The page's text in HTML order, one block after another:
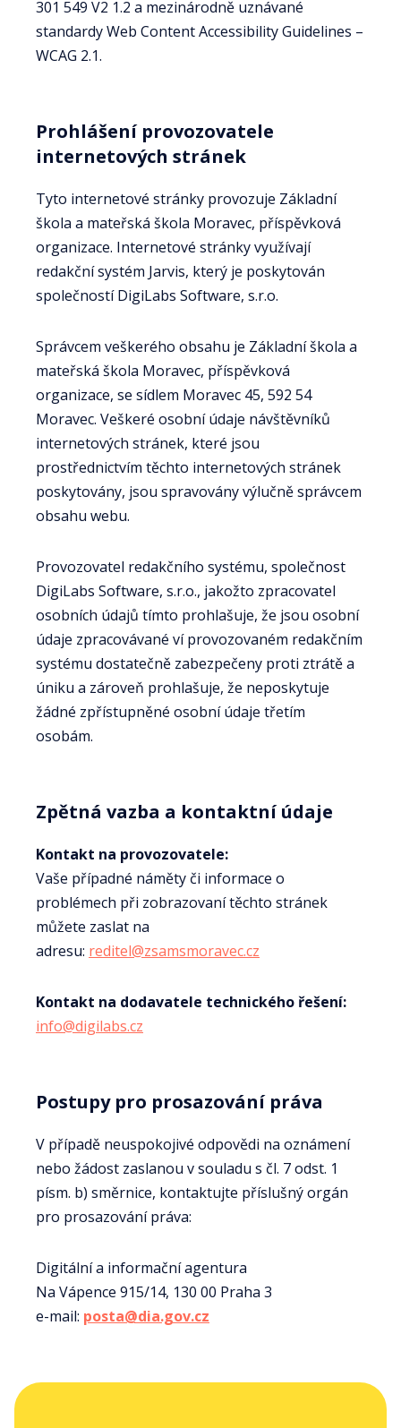
301 549 V2 1.2 a mezinárodně uznávané
standardy Web Content Accessibility Guidelines –
WCAG 2.1.
Prohlášení provozovatele
internetových stránek
Tyto internetové stránky provozuje Základní
škola a mateřská škola Moravec, příspěvková
organizace. Internetové stránky využívají
redakční systém Jarvis, který je poskytován
společností DigiLabs Software, s.r.o.
Správcem veškerého obsahu je Základní škola a
mateřská škola Moravec, příspěvková
organizace, se sídlem Moravec 45, 592 54
Moravec. Veškeré osobní údaje návštěvníků
internetových stránek, které jsou
prostřednictvím těchto internetových stránek
poskytovány, jsou spravovány výlučně správcem
obsahu webu.
Provozovatel redakčního systému, společnost
DigiLabs Software, s.r.o., jakožto zpracovatel
osobních údajů tímto prohlašuje, že jsou osobní
údaje zpracovávané ví provozovaném redakčním
systému dostatečně zabezpečeny proti ztrátě a
úniku a zároveň prohlašuje, že neposkytuje
žádné zpřístupněné osobní údaje třetím
osobám.
Zpětná vazba a kontaktní údaje
Kontakt na provozovatele:
Vaše případné náměty či informace o
problémech při zobrazovaní těchto stránek
můžete zaslat na
adresu: reditel@zsamsmoravec.cz
Kontakt na dodavatele technického řešení:
info@digilabs.cz
Postupy pro prosazování práva
V případě neuspokojivé odpovědi na oznámení
nebo žádost zaslanou v souladu s čl. 7 odst. 1
písm. b) směrnice, kontaktujte příslušný orgán
pro prosazování práva:
Digitální a informační agentura
Na Vápence 915/14, 130 00 Praha 3
e-mail: posta@dia.gov.cz